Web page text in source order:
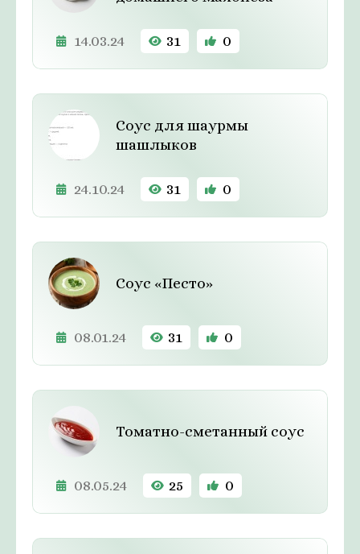
14.03.24 31 0
Соус для шаурмы
шашлыков
24.10.24 31 0
Соус «Песто»
08.01.24 31 0
Томатно-сметанный соус
08.05.24 25 0